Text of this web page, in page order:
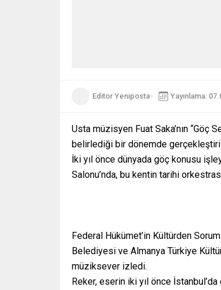
Editor Yeniposta Yayınlama:
Usta müzisyen Fuat Saka’nın “Göç
belirlediği bir dönemde
İki yıl önce dünyada göç konusu
Salonu’nda, bu kentin tarihi
Federal Hükümet’in Kültürden
Belediyesi ve Almanya Türkiye
müziksever izledi.
Reker, eserin iki yıl önce